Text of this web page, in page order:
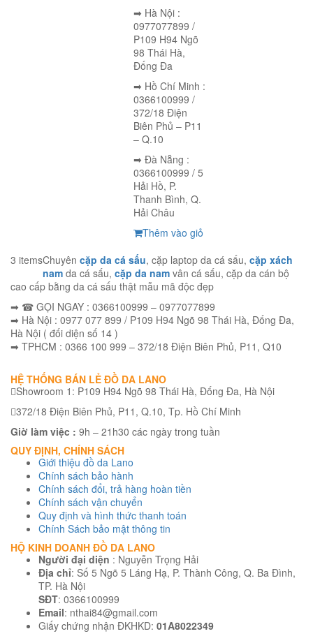
➡ Hà Nội :
0977077899 /
P109 H94 Ngõ
98 Thái Hà,
Đống Đa
➡ Hồ Chí Minh :
0366100999 /
372/18 Điện
Biên Phủ – P11
– Q.10
➡ Đà Nẵng :
0366100999 / 5
Hải Hồ, P.
Thanh Bình, Q.
Hải Châu
Thêm vào giỏ
3 itemsChuyên cặp da cá sấu, cặp laptop da cá sấu, cặp xách
nam da cá sấu, cặp da nam vân cá sấu, cặp da cán bộ
cao cấp bằng da cá sấu thật mẫu mã độc đẹp
➡ ☎ GỌI NGAY : 0366100999 – 0977077899
➡ Hà Nội : 0977 077 899 / P109 H94 Ngõ 98 Thái Hà, Đống Đa,
Hà Nội ( đối diện số 14 )
➡ TPHCM : 0366 100 999 – 372/18 Điện Biên Phủ, P11, Q10
HỆ THỐNG BÁN LẺ ĐỒ DA LANO
Showroom 1: P109 H94 Ngõ 98 Thái Hà, Đống Đa, Hà Nội
372/18 Điện Biên Phủ, P11, Q.10, Tp. Hồ Chí Minh
Giờ làm việc : 9h – 21h30 các ngày trong tuần
QUY ĐỊNH, CHÍNH SÁCH
Giới thiệu đồ da Lano
Chính sách bảo hành
Chính sách đổi, trả hàng hoàn tiền
Chính sách vận chuyển
Quy định và hình thức thanh toán
Chính Sách bảo mật thông tin
HỘ KINH DOANH ĐỒ DA LANO
Người đại diện : Nguyễn Trọng Hải
Địa chỉ: Số 5 Ngõ 5 Láng Hạ, P. Thành Công, Q. Ba Đình,
TP. Hà Nội
SĐT: 0366100999
Email: nthai84@gmail.com
Giấy chứng nhận ĐKHKD: 01A8022349